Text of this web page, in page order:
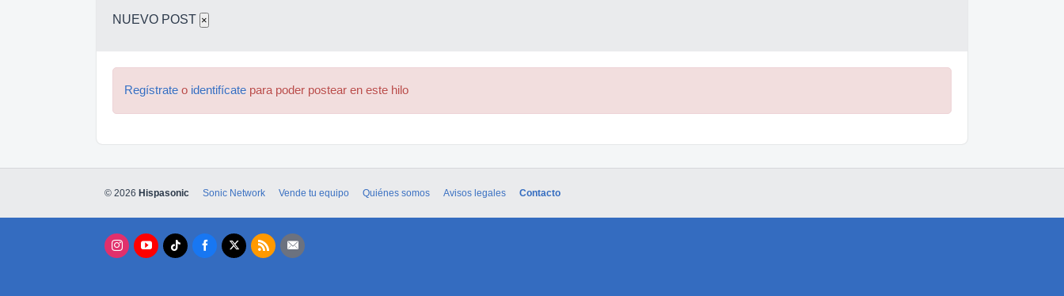
NUEVO POST ×
Regístrate o identifícate para poder postear en este hilo
© 2026 Hispasonic Sonic Network Vende tu equipo Quiénes somos Avisos legales Contacto